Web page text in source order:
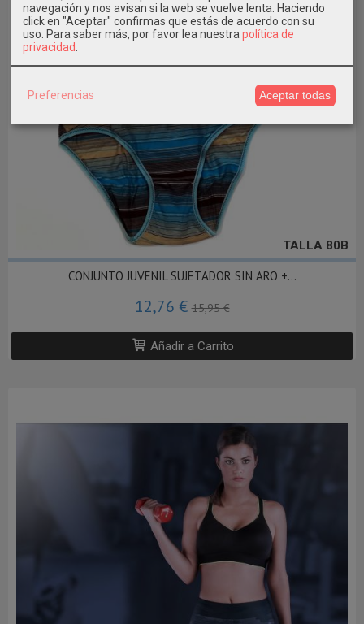
TALLA 80B
CONJUNTO JUVENIL SUJETADOR SIN ARO +...
12,76 €15,95 €
Añadir a Carrito
navegación y nos avisan si la web se vuelve lenta. Haciendo
click en "Aceptar" confirmas que estás de acuerdo con su
uso. Para saber más, por favor lea nuestra política de
privacidad
Preferencias Aceptar todas